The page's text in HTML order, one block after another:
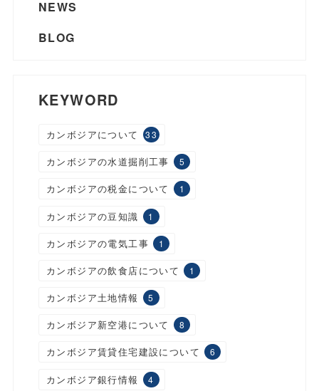
NEWS
BLOG
KEYWORD
カンボジアについて 33
カンボジアの水道掘削工事 5
カンボジアの税金について 1
カンボジアの豆知識 1
カンボジアの電気工事 1
カンボジアの飲食店について 1
カンボジア土地情報 5
カンボジア新空港について 8
カンボジア賃貸住宅建設について 6
カンボジア銀行情報 4